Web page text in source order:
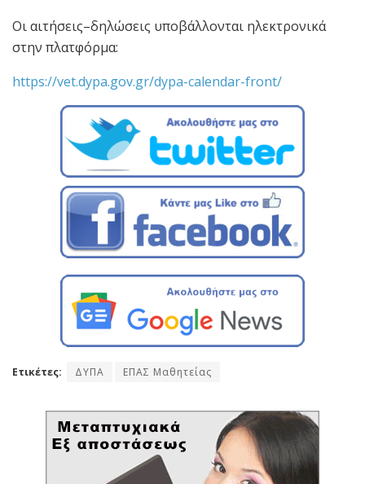
Οι αιτήσεις–δηλώσεις υποβάλλονται ηλεκτρονικά
στην πλατφόρμα:
https://vet.dypa.gov.gr/dypa-calendar-front/
Ετικέτες: ΔΥΠΑ ΕΠΑΣ Μαθητείας